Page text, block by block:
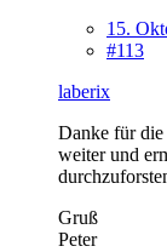
15.
#113
laberix
Danke für
weiter und
Gruß
Peter